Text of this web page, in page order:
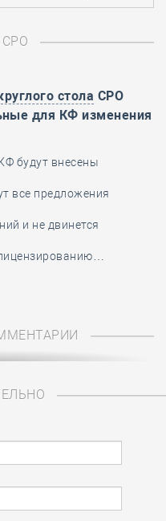
стола СРО
для КФ изменения
будут внесены
все предложения
и не двинется